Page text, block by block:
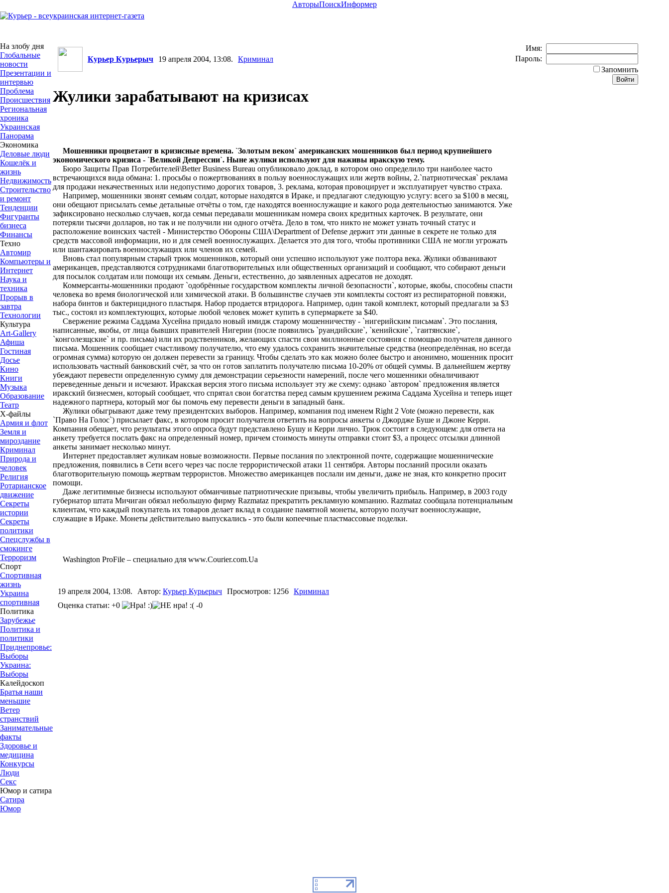
АвторыПоискИнформер
На злобу дня
Глобальные
новости
Презентации и
интервью
Проблема
Происшествия
Региональная
хроника
Украинская
Панорама
Экономика
Деловые люди
Кошелёк и
жизнь
Недвижимость
Строительство
и ремонт
Тенденции
Фигуранты
бизнеса
Финансы
Техно
Автомир
Компьютеры и
Интернет
Наука и
техника
Прорыв в
завтра
Технологии
Культура
Art-Gallery
Афиша
Гостиная
Досье
Кино
Книги
Музыка
Образование
Театр
Х-файлы
Армия и флот
Земля и
мироздание
Криминал
Природа и
человек
Религия
Ротарианское
движение
Секреты
истории
Секреты
политики
Спецслужбы в
смокинге
Терроризм
Спорт
Спортивная
жизнь
Украина
спортивная
Политика
Зарубежье
Политика и
политики
Приднепровье:
Выборы
Украина:
Выборы
Калейдоскоп
Братья наши
меньшие
Ветер
странствий
Занимательные
факты
Здоровье и
медицина
Конкурсы
Люди
Секс
Юмор и сатира
Сатира
Юмор
Курьер Курьерыч 19 апреля 2004, 13:08. Криминал
Жулики зарабатывают на кризисах
Мошенники процветают в кризисные времена. `Золотым веком` американских мошенников был период крупнейшего
экономического кризиса - `Великой Депрессии`. Ныне жулики используют для наживы иракскую тему.
Бюро Защиты Прав Потребителей\Better Business Bureau опубликовало доклад, в котором оно определило три наиболее часто
встречающихся вида обмана: 1. просьбы о пожертвованиях в пользу военнослужащих или жертв войны, 2.`патриотическая` реклама
для продажи некачественных или недопустимо дорогих товаров, 3. реклама, которая провоцирует и эксплуатирует чувство страха.
Например, мошенники звонят семьям солдат, которые находятся в Ираке, и предлагают следующую услугу: всего за $100 в месяц,
они обещают присылать семье детальные отчёты о том, где находятся военнослужащие и какого рода деятельностью занимаются. Уже
зафиксировано несколько случаев, когда семьи передавали мошенникам номера своих кредитных карточек. В результате, они
потеряли тысячи долларов, но так и не получили ни одного отчёта. Дело в том, что никто не может узнать точный статус и
расположение воинских частей - Министерство Обороны США\Department of Defense держит эти данные в секрете не только для
средств массовой информации, но и для семей военнослужащих. Делается это для того, чтобы противники США не могли угрожать
или шантажировать военнослужащих или членов их семей.
Вновь стал популярным старый трюк мошенников, который они успешно используют уже полтора века. Жулики обзванивают
американцев, представляются сотрудниками благотворительных или общественных организаций и сообщают, что собирают деньги
для посылок солдатам или помощи их семьям. Деньги, естественно, до заявленных адресатов не доходят.
Коммерсанты-мошенники продают `одобрённые государством комплекты личной безопасности`, которые, якобы, способны спасти
человека во время биологической или химической атаки. В большинстве случаев эти комплекты состоят из респираторной повязки,
набора бинтов и бактерицидного пластыря. Набор продается втридорога. Например, один такой комплект, который предлагали за $3
тыс., состоял из комплектующих, которые любой человек может купить в супермаркете за $40.
Свержение режима Саддама Хусейна придало новый имидж старому мошенничеству - `нигерийским письмам`. Это послания,
написанные, якобы, от лица бывших правителей Нигерии (после появились `руандийские`, `кенийские`, `гаитянские`,
`конголезщские` и пр. письма) или их родственников, желающих спасти свои миллионные состояния с помощью получателя данного
письма. Мошенник сообщает счастливому получателю, что ему удалось сохранить значительные средства (неопределённая, но всегда
огромная сумма) которую он должен перевести за границу. Чтобы сделать это как можно более быстро и анонимно, мошенник просит
использовать частный банковский счёт, за что он готов заплатить получателю письма 10-20% от общей суммы. В дальнейшем жертву
убеждают перевести определенную сумму для демонстрации серьезности намерений, после чего мошенники обналичивают
переведенные деньги и исчезают. Иракская версия этого письма использует эту же схему: однако `автором` предложения является
иракский бизнесмен, который сообщает, что спрятал свои богатства перед самым крушением режима Саддама Хусейна и теперь ищет
надежного партнера, который мог бы помочь ему перевести деньги в западный банк.
Жулики обыгрывают даже тему президентских выборов. Например, компания под именем Right 2 Vote (можно перевести, как
`Право На Голос`) присылает факс, в котором просит получателя ответить на вопросы анкеты о Джордже Буше и Джоне Керри.
Компания обещает, что результаты этого опроса будут представлено Бушу и Керри лично. Трюк состоит в следующем: для ответа на
анкету требуется послать факс на определенный номер, причем стоимость минуты отправки стоит $3, а процесс отсылки длинной
анкеты занимает несколько минут.
Интернет предоставляет жуликам новые возможности. Первые послания по электронной почте, содержащие мошеннические
предложения, появились в Сети всего через час после террористической атаки 11 сентября. Авторы посланий просили оказать
благотворительную помощь жертвам террористов. Множество американцев послали им деньги, даже не зная, кто конкретно просит
помощи.
Даже легитимные бизнесы используют обманчивые патриотические призывы, чтобы увеличить прибыль. Например, в 2003 году
губернатор штата Мичиган обязал небольшую фирму Razmataz прекратить рекламную компанию. Razmataz сообщала потенциальным
клиентам, что каждый покупатель их товаров делает вклад в создание памятной монеты, которую получат военнослужащие,
служащие в Ираке. Монеты действительно выпускались - это были копеечные пластмассовые поделки.
Washington ProFile – специально для www.Courier.com.Ua
19 апреля 2004, 13:08. Автор: Курьер Курьерыч Просмотров: 1256 Криминал
Оценка статьи: +0
-0
Имя:
Пароль:
Запомнить